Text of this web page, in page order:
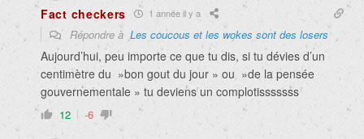
Fact checkers 1 année il y a
Répondre à Les coucous et les wokes sont des losers
Aujourd’hui, peu importe ce que tu dis, si tu dévies d’un
centimètre du »bon gout du jour » ou »de la pensée
gouvernementale » tu deviens un complotisssssss
12 -6